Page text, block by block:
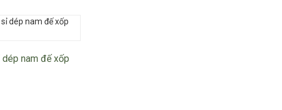
dép nam đế xốp